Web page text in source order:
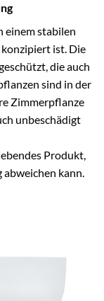
einem stabilen
ist. Die
die auch
sind in der
Zimmerpflanze
unbeschädigt
Produkt,
abweichen kann.